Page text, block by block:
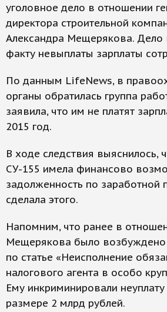
уголовное дело в отношении
директора строительной
Александра Мещерякова.
факту невыплаты зарплаты
По данным LifeNews, в
органы обратилась группа
заявила, что им не платят
2015 год.
В ходе следствия выяснилось,
СУ-155 имела финансово
задолженность по заработной
сделала этого.
Напомним, что ранее в
Мещерякова было возбуждено
по статье «Неисполнение
налогового агента в особо
Ему инкриминировали
размере 2 млрд рублей.